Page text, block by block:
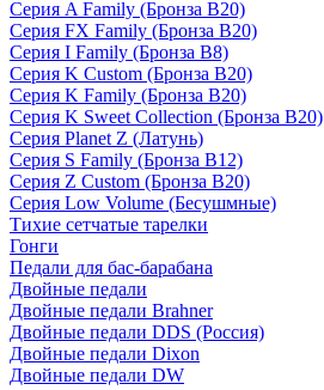
Серия A Family (Бронза B20)
Серия FX Family (Бронза B20)
Серия I Family (Бронза B8)
Серия K Custom (Бронза B20)
Серия K Family (Бронза B20)
Серия K Sweet Collection (Бронза B20)
Серия Planet Z (Латунь)
Серия S Family (Бронза B12)
Серия Z Custom (Бронза B20)
Серия Low Volume (Бесушмные)
Тихие сетчатые тарелки
Гонги
Педали для бас-барабана
Двойные педали
Двойные педали Brahner
Двойные педали DDS (Россия)
Двойные педали Dixon
Двойные педали DW